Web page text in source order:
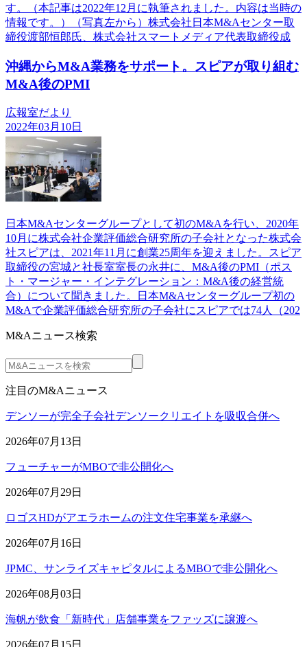
す。（本記事は2022年12月に執筆されました。内容は当時の
情報です。）（写真左から）株式会社日本M&Aセンター取
締役渡部恒郎氏、株式会社スマートメディア代表取締役成
沖縄からM&A業務をサポート。スピアが取り組む
M&A後のPMI
広報室だより
2022年03月10日
日本M&Aセンターグループとして初のM&Aを行い、2020年
10月に株式会社企業評価総合研究所の子会社となった株式会
社スピアは、2021年11月に創業25周年を迎えました。スピア
取締役の宮城と社長室室長の永井に、M&A後のPMI（ポス
ト・マージャー・インテグレーション：M&A後の経営統
合）について聞きました。日本M&Aセンターグループ初の
M&Aで企業評価総合研究所の子会社にスピアでは74人（202
M&Aニュース検索
注目のM&Aニュース
デンソーが完全子会社デンソークリエイトを吸収合併へ
2026年07月13日
フューチャーがMBOで非公開化へ
2026年07月29日
ロゴスHDがアエラホームの注文住宅事業を承継へ
2026年07月16日
JPMC、サンライズキャピタルによるMBOで非公開化へ
2026年08月03日
海帆が飲食「新時代」店舗事業をファッズに譲渡へ